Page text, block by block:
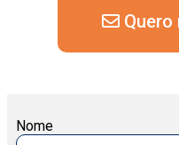
Quero
Nome